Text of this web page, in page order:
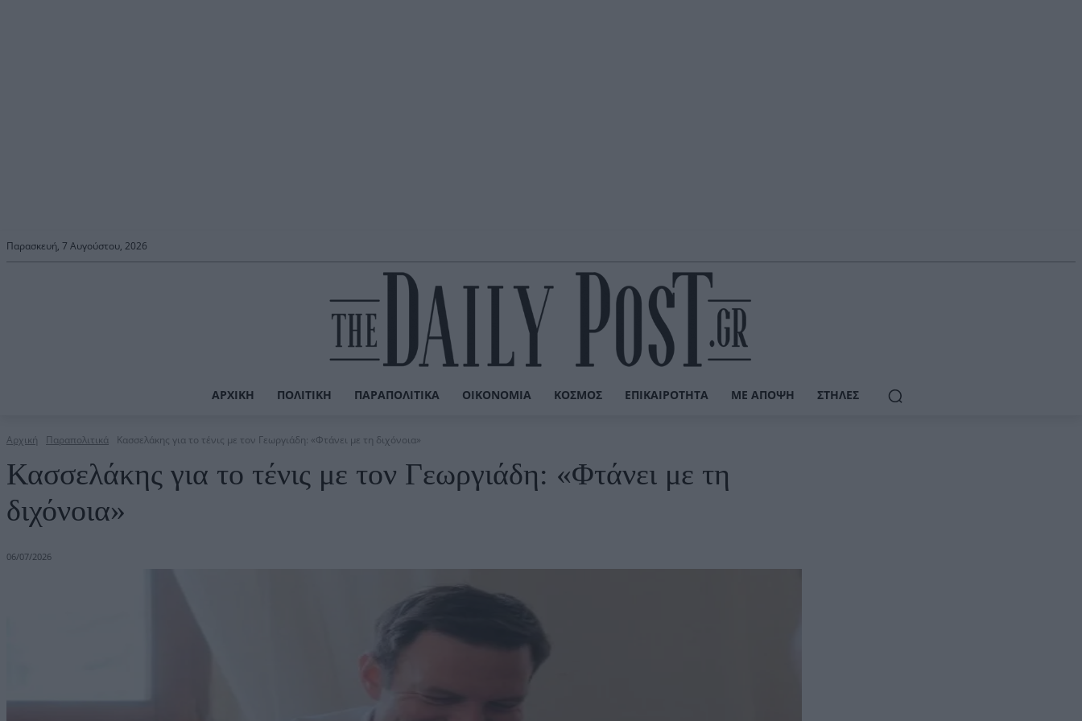
Παρασκευή, 7 Αυγούστου, 2026
ΑΡΧΙΚΉ ΠΟΛΙΤΙΚΉ ΠΑΡΑΠΟΛΙΤΙΚΆ ΟΙΚΟΝΟΜΊΑ ΚΌΣΜΟΣ ΕΠΙΚΑΙΡΌΤΗΤΑ ΜΕ ΆΠΟΨΗ ΣΤΉΛΕΣ
Αρχική Παραπολιτικά Κασσελάκης για το τένις με τον Γεωργιάδη: «Φτάνει με τη διχόνοια»
Κασσελάκης για το τένις με τον Γεωργιάδη: «Φτάνει με τη
διχόνοια»
06/07/2026